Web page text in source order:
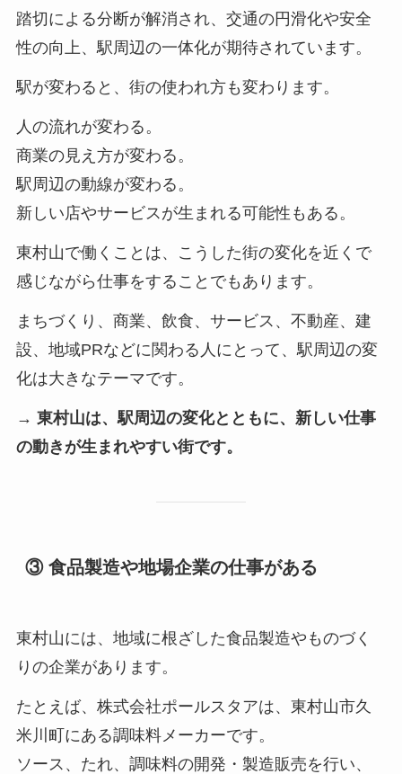
踏切による分断が解消され、交通の円滑化や安全
性の向上、駅周辺の一体化が期待されています。
駅が変わると、街の使われ方も変わります。
人の流れが変わる。
商業の見え方が変わる。
駅周辺の動線が変わる。
新しい店やサービスが生まれる可能性もある。
東村山で働くことは、こうした街の変化を近くで
感じながら仕事をすることでもあります。
まちづくり、商業、飲食、サービス、不動産、建
設、地域PRなどに関わる人にとって、駅周辺の変
化は大きなテーマです。
→ 東村山は、駅周辺の変化とともに、新しい仕事
の動きが生まれやすい街です。
③ 食品製造や地場企業の仕事がある
東村山には、地域に根ざした食品製造やものづく
りの企業があります。
たとえば、株式会社ポールスタアは、東村山市久
米川町にある調味料メーカーです。
ソース、たれ、調味料の開発・製造販売を行い、